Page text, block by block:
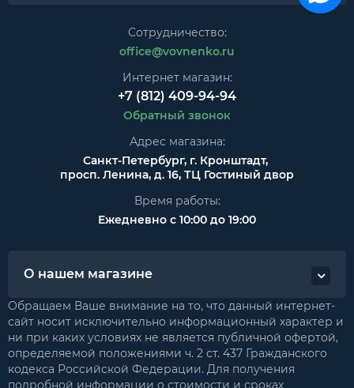
Сотрудничество:
office@vovnenko.ru
Интернет магазин:
+7 (812) 409-94-94
Обратный звонок
Адрес магазина:
Санкт-Петербург, г. Кронштадт,
просп. Ленина, д. 16, ТЦ Гостиный двор
Время работы:
Ежедневно с 10:00 до 19:00
О нашем магазине
Обращаем Ваше внимание на то, что данный интернет-
сайт носит исключительно информационный характер и
ни при каких условиях не является публичной офертой,
определяемой положениями ч. 2 ст. 437 Гражданского
кодекса Российской Федерации. Для получения
подробной информации о стоимости и сроках